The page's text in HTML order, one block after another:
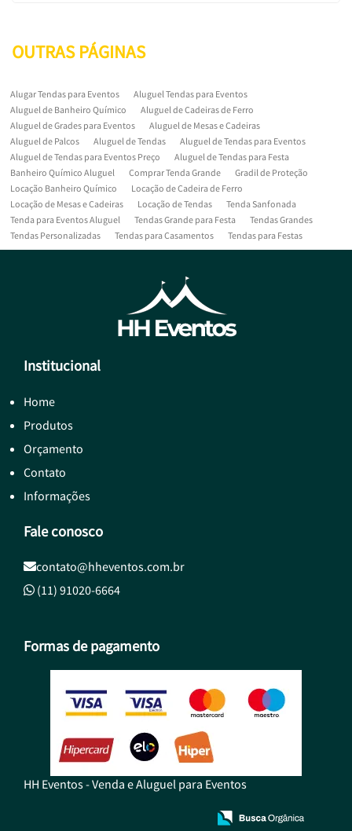
OUTRAS PÁGINAS
Alugar Tendas para Eventos
Aluguel Tendas para Eventos
Aluguel de Banheiro Químico
Aluguel de Cadeiras de Ferro
Aluguel de Grades para Eventos
Aluguel de Mesas e Cadeiras
Aluguel de Palcos
Aluguel de Tendas
Aluguel de Tendas para Eventos
Aluguel de Tendas para Eventos Preço
Aluguel de Tendas para Festa
Banheiro Químico Aluguel
Comprar Tenda Grande
Gradil de Proteção
Locação Banheiro Químico
Locação de Cadeira de Ferro
Locação de Mesas e Cadeiras
Locação de Tendas
Tenda Sanfonada
Tenda para Eventos Aluguel
Tendas Grande para Festa
Tendas Grandes
Tendas Personalizadas
Tendas para Casamentos Tendas para Festas
Institucional
Home
Produtos
Orçamento
Contato
Informações
Fale conosco
contato@hheventos.com.br
(11) 91020-6664
Formas de pagamento
HH Eventos - Venda e Aluguel para Eventos